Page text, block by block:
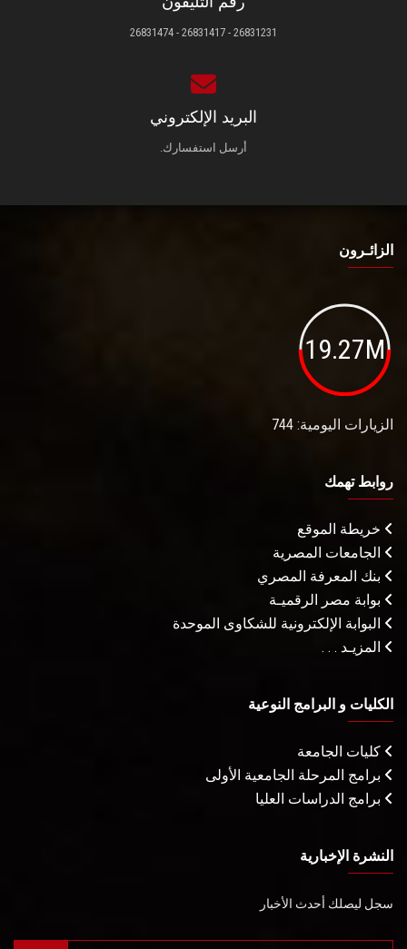
26831231 - 26831417 - 26831474
البريد الإلكتروني
أرسل استفسارك.
الزائـرون
19.27M
الزيارات اليومية: 744
روابط تهمك
خريطة الموقع
الجامعات المصرية
بنك المعرفة المصري
بوابة مصر الرقميـة
البوابة الإلكترونية للشكاوى الموحدة
المزيـد . . .
الكليات و البرامج النوعية
كليات الجامعة
برامج المرحلة الجامعية الأولى
برامج الدراسات العليا
النشرة الإخبارية
سجل ليصلك أحدث الأخبار